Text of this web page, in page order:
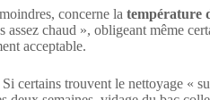
concerne la température
assez chaud », obligeant même
acceptable.
certains trouvent le nettoyage «